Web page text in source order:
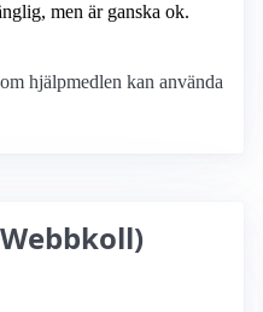
men är ganska ok.
hjälpmedlen kan använda